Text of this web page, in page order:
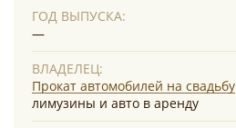
ГОД ВЫПУСКА:
—
ВЛАДЕЛЕЦ:
Прокат автомобилей на свадьбу
лимузины и авто в аренду